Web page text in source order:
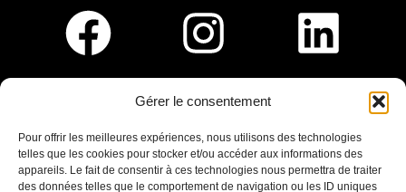
Gérer le consentement
Pour offrir les meilleures expériences, nous utilisons des technologies
telles que les cookies pour stocker et/ou accéder aux informations des
appareils. Le fait de consentir à ces technologies nous permettra de traiter
des données telles que le comportement de navigation ou les ID uniques
Saint-Germain-En-Laye
Ligne R2-Nord